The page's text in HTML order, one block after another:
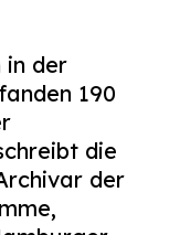
in der
190
die
der